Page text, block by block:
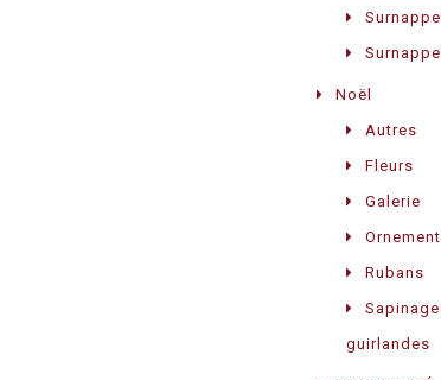
Noël
Autres
Fleurs
Galerie
Rubans
guirlandes